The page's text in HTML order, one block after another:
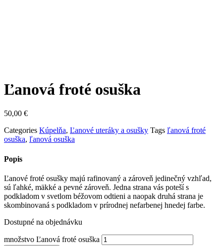
Ľanová froté osuška
50,00 €
Categories Kúpelňa, Ľanové uteráky a osušky Tags ľanová froté
osuška, ľanová osuška
Popis
Ľanové froté osušky majú rafinovaný a zároveň jedinečný vzhľad,
sú ľahké, mäkké a pevné zároveň. Jedna strana vás poteší s
podkladom v svetlom béžovom odtieni a naopak druhá strana je
skombinovaná s podkladom v prírodnej nefarbenej hnedej farbe.
Dostupné na objednávku
množstvo Ľanová froté osuška